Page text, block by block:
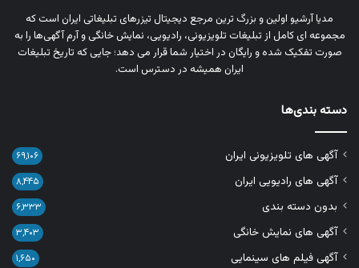
مدیا آرشیو اولین و بزرگ‌ ترین مرجع دیجیتال تیزرهای تبلیغاتی ایران است که
مجموعه‌ ای کامل از تبلیغات تلویزیونی، رادیویی، نمایش خانگی و آرم‌ آگهی‌ها را به‌
صورت تفکیک‌ شده و رایگان در اختیار شما قرار می‌ دهد؛ جایی که تاریخ تبلیغات
ایران همیشه در دسترس است.
دسته بندی‌ها
آگهی های تلویزیونی ایران ۶۹,۱۰۶
آگهی های رادیویی ایران ۸,۴۴۵
بدون دسته بندی ۶,۳۳۳
آگهی های نمایش خانگی ۳,۴۰۳
آگهی فیلم های سینمایی ۱,۶۵۰